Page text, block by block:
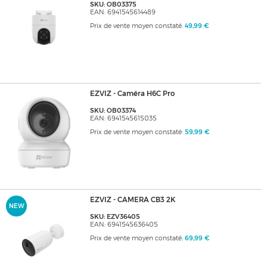
SKU: OB03375
EAN: 6941545614489
Prix de vente moyen constaté: 49,99 €
EZVIZ - Caméra H6C Pro
SKU: OB03374
EAN: 6941545615035
Prix de vente moyen constaté: 59,99 €
NEW
EZVIZ - CAMERA CB3 2K
SKU: EZV36405
EAN: 6941545636405
Prix de vente moyen constaté: 69,99 €